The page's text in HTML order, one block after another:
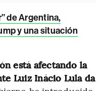
de Argentina,
y una situación
está afectando la
Luiz Inácio Lula da